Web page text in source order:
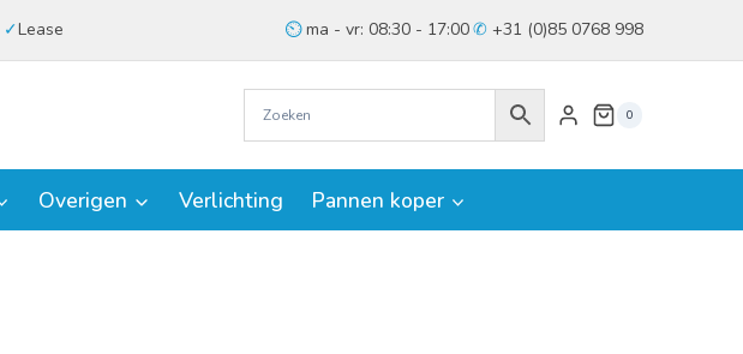
Lease ma - vr: 08:30 - 17:00 +31 (0)85 0768 998
0
Overigen Verlichting Pannen koper